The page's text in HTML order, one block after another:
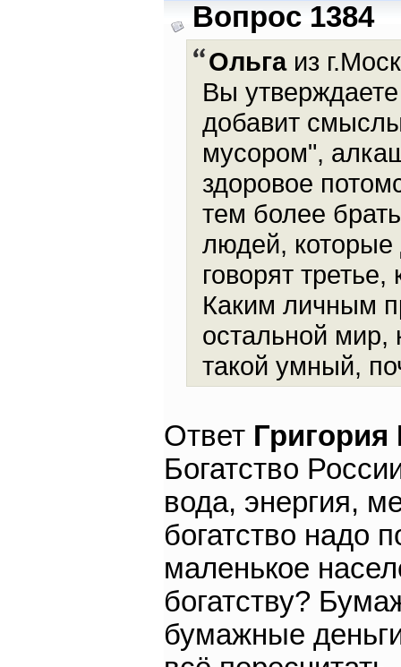
Вопрос 1384
Ольгаиз
Вы
добавит
мусором",
здоровое
тем более
людей, которые
говорят
Каким личным
остальной мир,
такой умный,
Ответ
Богатство
вода, энергия,
богатство надо
маленькое
богатству?
бумажные